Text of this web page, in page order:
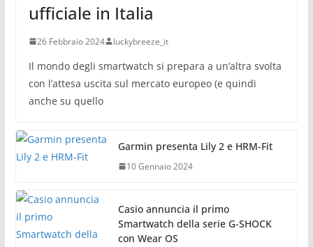
ufficiale in Italia
26 Febbraio 2024 luckybreeze_it
Il mondo degli smartwatch si prepara a un’altra svolta
con l’attesa uscita sul mercato europeo (e quindi
anche su quello
Garmin presenta Lily 2 e HRM-Fit
10 Gennaio 2024
Casio annuncia il primo
Smartwatch della serie G-SHOCK
con Wear OS